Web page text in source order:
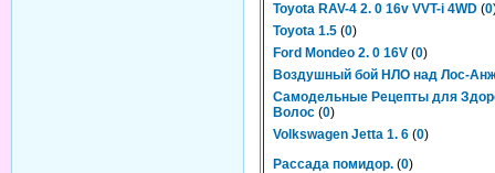
Toyota RAV-4 2. 0 16v VVT-i 4WD (0
Toyota 1.5 (0)
Ford Mondeo 2. 0 16V (0)
Воздушный бой НЛО над Лос-
Самодельные Рецепты для
Волос (0)
Volkswagen Jetta 1. 6 (0)
Рассада помидор. (0)